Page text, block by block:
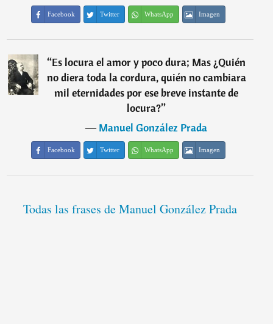
Facebook Twitter WhatsApp Imagen
“Es locura el amor y poco dura; Mas ¿Quién
no diera toda la cordura, quién no cambiara
mil eternidades por ese breve instante de
locura?”
―Manuel González Prada
Facebook Twitter WhatsApp Imagen
Todas las frases de Manuel González Prada